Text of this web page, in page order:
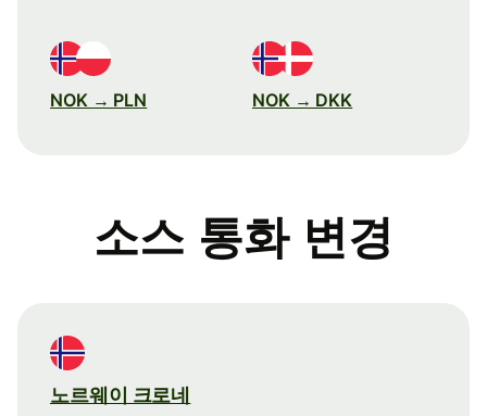
NOK → PLN NOK → DKK
소스 통화 변경
노르웨이 크로네